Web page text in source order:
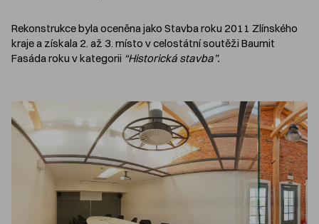
Rekonstrukce byla oceněna jako Stavba roku 2011 Zlínského
kraje a získala 2. až 3. místo v celostátní soutěži Baumit
Fasáda roku v kategorii “Historická stavba”.